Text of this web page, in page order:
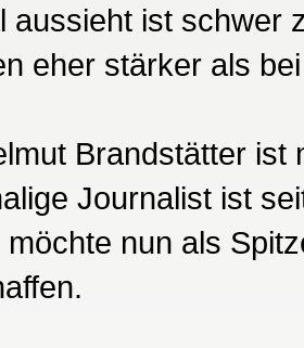
aussieht ist schwer
eher stärker als
Brandstätter ist
Journalist ist
möchte nun als